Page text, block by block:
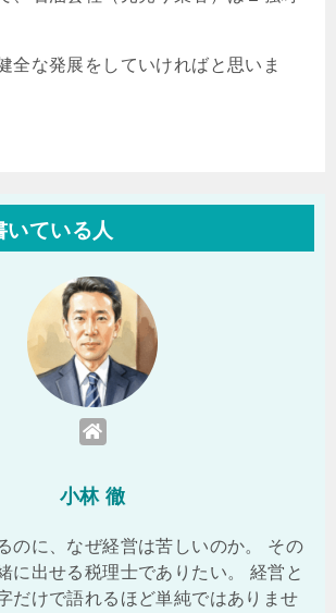
全な発展をしていければと思いま
いている人
小林 徹
のに、なぜ経営は苦しいのか。 その
に出せる税理士でありたい。 経営と
だけで語れるほど単純ではありませ